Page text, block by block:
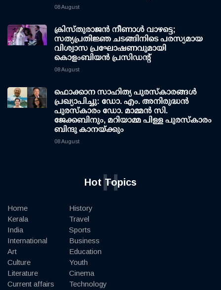
08 August
ക്രിസ്തുരാജൻ നീണാൾ വാഴട്ടെ;
സത്യപ്രതിജ്ഞ ചടങ്ങിനിടെ പരസ്യമായ
വിശ്വാസ പ്രഘോഷണവുമായി
കൊളംബിയൻ പ്രസിഡന്റ്
08 August
ഫൊക്കാന സാഹിത്യ പുരസ്‌കാരങ്ങള്‍
പ്രഖ്യാപിച്ചു: ഡോ. എം. അനിരുദ്ധന്‍
പുരസ്‌കാരം ഡോ. മാമ്മന്‍ സി.
ജേക്കബിനും, മറിയാമ്മ പിള്ള പുരസ്‌കാരം
ബിന്ദു കാനയ്ക്കും
08 August
Hot Topics
H
Home
Kerala
India
International
Art
Culture
Literature
Current affairs
History
Travel
Sports
Business
Education
Youth
Cinema
Technology